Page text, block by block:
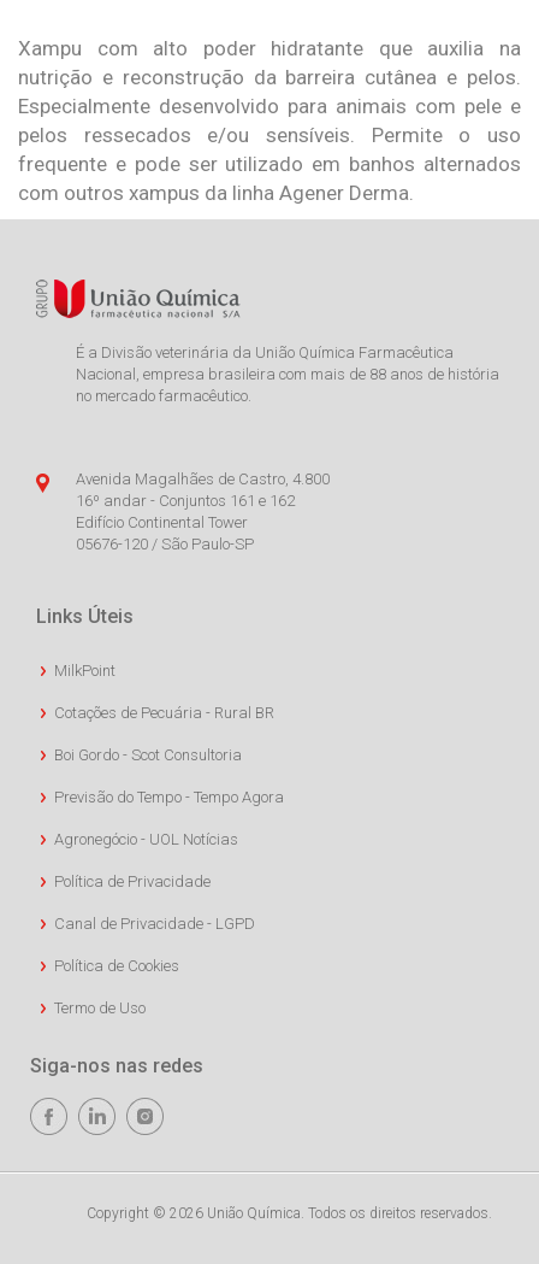
Xampu com alto poder hidratante que auxilia na
nutrição e reconstrução da barreira cutânea e pelos.
Especialmente desenvolvido para animais com pele e
pelos ressecados e/ou sensíveis. Permite o uso
frequente e pode ser utilizado em banhos alternados
com outros xampus da linha Agener Derma.
É a Divisão veterinária da União Química Farmacêutica
Nacional, empresa brasileira com mais de 88 anos de história
no mercado farmacêutico.
Avenida Magalhães de Castro, 4.800
16º andar - Conjuntos 161 e 162
Edifício Continental Tower
05676-120 / São Paulo-SP
Links Úteis
MilkPoint
Cotações de Pecuária - Rural BR
Boi Gordo - Scot Consultoria
Previsão do Tempo - Tempo Agora
Agronegócio - UOL Notícias
Política de Privacidade
Canal de Privacidade - LGPD
Política de Cookies
Termo de Uso
Siga-nos nas redes
Copyright © 2026 União Química. Todos os direitos reservados.